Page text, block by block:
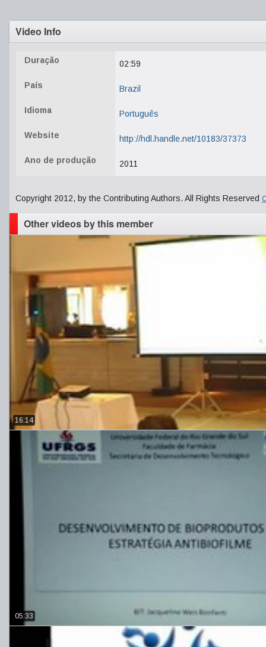
Video Info
Duração 02:59
País Brazil
Idioma Português
Website http://hdl.handle.net/10183/37373
Ano de produção 2011
Copyright 2012, by the Contributing Authors. All Rights Reserved
Other videos by this member
16:14
05:33